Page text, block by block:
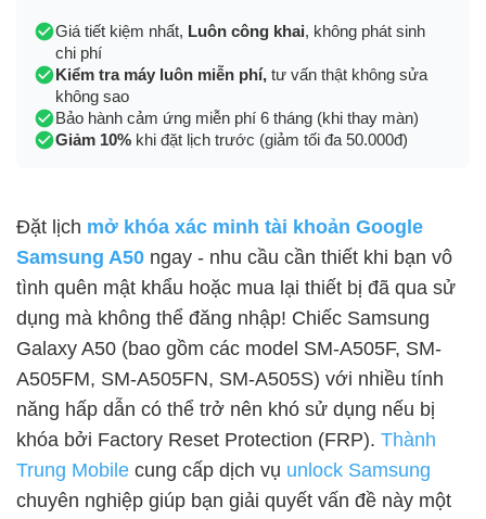
Giá tiết kiệm nhất, Luôn công khai, không phát sinh
chi phí
Kiểm tra máy luôn miễn phí, tư vấn thật không sửa
không sao
Bảo hành cảm ứng miễn phí 6 tháng (khi thay màn)
Giảm 10% khi đặt lịch trước (giảm tối đa 50.000đ)
Đặt lịch mở khóa xác minh tài khoản Google
Samsung A50 ngay - nhu cầu cần thiết khi bạn vô
tình quên mật khẩu hoặc mua lại thiết bị đã qua sử
dụng mà không thể đăng nhập! Chiếc Samsung
Galaxy A50 (bao gồm các model SM-A505F, SM-
A505FM, SM-A505FN, SM-A505S) với nhiều tính
năng hấp dẫn có thể trở nên khó sử dụng nếu bị
khóa bởi Factory Reset Protection (FRP). Thành
Trung Mobile cung cấp dịch vụ unlock Samsung
chuyên nghiệp giúp bạn giải quyết vấn đề này một